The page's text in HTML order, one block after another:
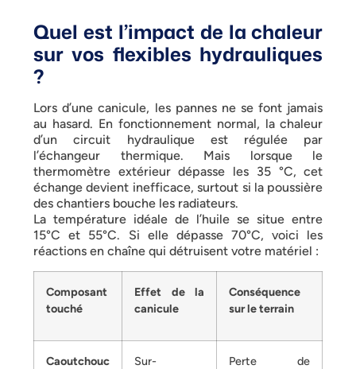
Quel est l’impact de la chaleur
sur vos flexibles hydrauliques
?
Lors d’une canicule, les pannes ne se font jamais
au hasard. En fonctionnement normal, la chaleur
d’un circuit hydraulique est régulée par
l’échangeur thermique. Mais lorsque le
thermomètre extérieur dépasse les 35 °C, cet
échange devient inefficace, surtout si la poussière
des chantiers bouche les radiateurs.
La température idéale de l’huile se situe entre
15°C et 55°C. Si elle dépasse 70°C, voici les
réactions en chaîne qui détruisent votre matériel :
Composant
touché
Effet de la
canicule
Conséquence
sur le terrain
Caoutchouc
Sur-
Perte de